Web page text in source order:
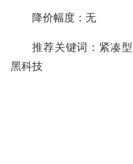
降价幅度：无
推荐关键词：紧凑
黑科技